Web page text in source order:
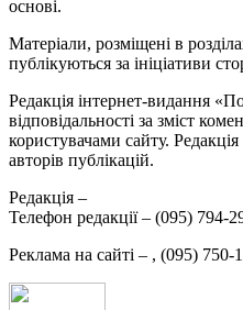
основі.
Матеріали, розміщені в
публікуються за ініціативи
Редакція інтернет-видання
відповідальності за зміст
користувачами сайту.
авторів публікацій.
Редакція –
Телефон редакції – (095) 794-
Реклама на сайті – , (095) 750-